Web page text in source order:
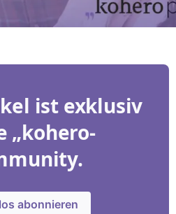
ist exklusiv
„kohero-
abonnieren